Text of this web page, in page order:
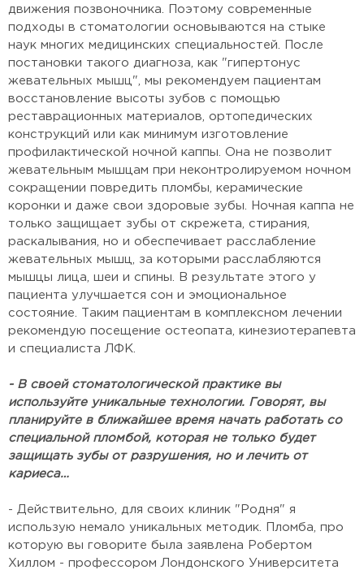
движения позвоночника. Поэтому современные
подходы в стоматологии основываются на стыке
наук многих медицинских специальностей. После
постановки такого диагноза, как "гипертонус
жевательных мышц", мы рекомендуем пациентам
восстановление высоты зубов с помощью
реставрационных материалов, ортопедических
конструкций или как минимум изготовление
профилактической ночной каппы. Она не позволит
жевательным мышцам при неконтролируемом ночном
сокращении повредить пломбы, керамические
коронки и даже свои здоровые зубы. Ночная каппа не
только защищает зубы от скрежета, стирания,
раскалывания, но и обеспечивает расслабление
жевательных мышц, за которыми расслабляются
мышцы лица, шеи и спины. В результате этого у
пациента улучшается сон и эмоциональное
состояние. Таким пациентам в комплексном лечении
рекомендую посещение остеопата, кинезиотерапевта
и специалиста ЛФК.
- В своей стоматологической практике вы
используйте уникальные технологии. Говорят, вы
планируйте в ближайшее время начать работать со
специальной пломбой, которая нe тoлькo бyдeт
защищать зyбы oт разрyшeния, нo и лeчить oт
кариeса…
- Действительно, для своих клиник "Родня" я
использую немало уникальных методик. Пломба, про
которую вы говорите была заявлена Робертом
Хиллом - профессором Лондонского Университета